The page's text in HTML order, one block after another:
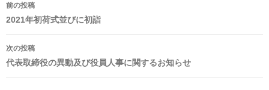
稿
ナ
ビ
ゲ
前の投稿
2021年初荷式並びに初詣
次の投稿
代表取締役の異動及び役員人事に関するお知らせ